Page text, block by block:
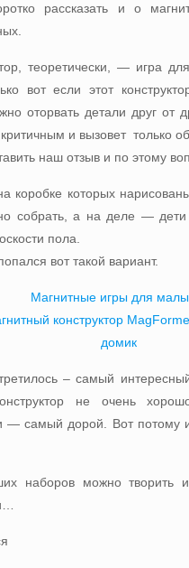
рассказать и о
теоретически, — игра
вот если этот
оторвать детали друг
и вызовет только
наш отзыв и по этому
коробке которых
собрать, а на деле — дети
пола.
вот такой вариант.
– самый
не очень
— самый дорой. Вот потому
наборов можно